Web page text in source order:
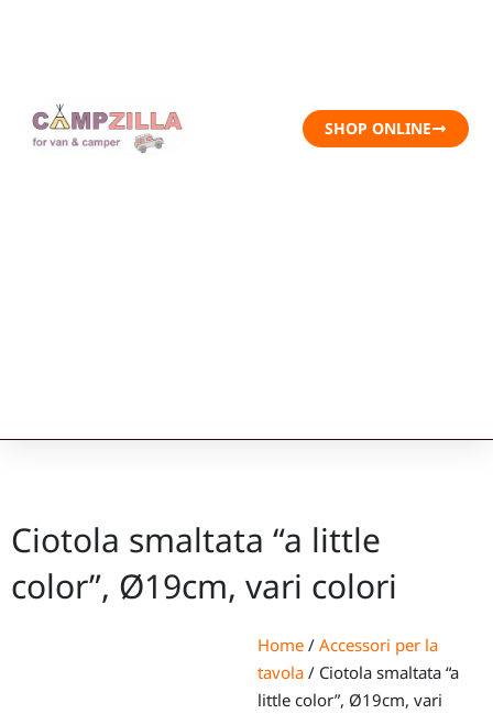
SHOP ONLINE
Ciotola smaltata “a little
color”, Ø19cm, vari colori
Home / Accessori per la
tavola / Ciotola smaltata “a
little color”, Ø19cm, vari